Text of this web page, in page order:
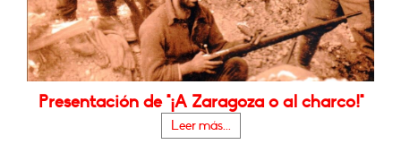
Presentación de "¡A Zaragoza o al charco!"
Leer más...